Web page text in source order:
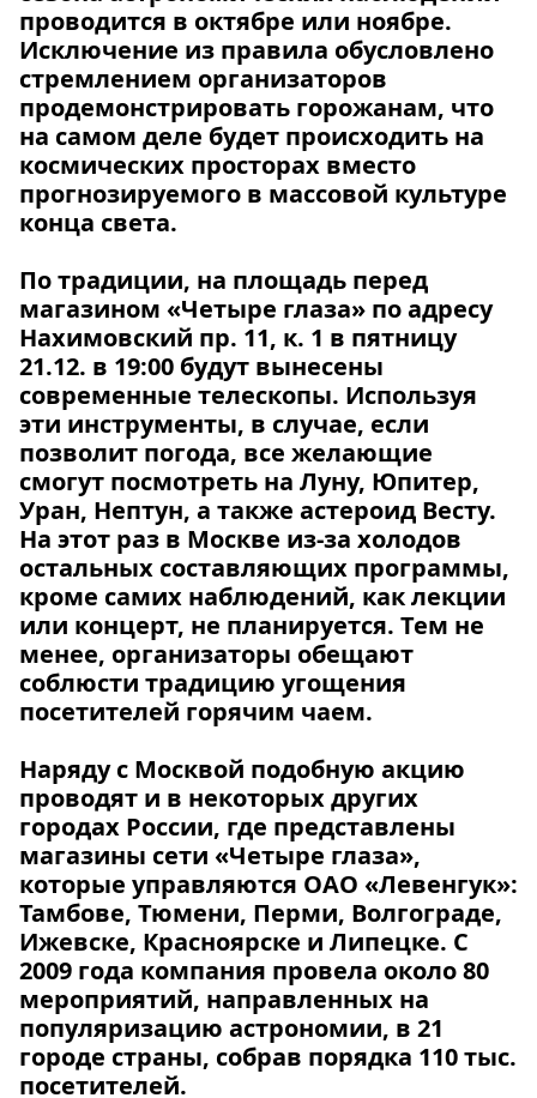
проводится в октябре или ноябре.
Исключение из правила обусловлено
стремлением организаторов
продемонстрировать горожанам, что
на самом деле будет происходить на
космических просторах вместо
прогнозируемого в массовой культуре
конца света.
По традиции, на площадь перед
магазином «Четыре глаза» по адресу
Нахимовский пр. 11, к. 1 в пятницу
21.12. в 19:00 будут вынесены
современные телескопы. Используя
эти инструменты, в случае, если
позволит погода, все желающие
смогут посмотреть на Луну, Юпитер,
Уран, Нептун, а также астероид Весту.
На этот раз в Москве из-за холодов
остальных составляющих программы,
кроме самих наблюдений, как лекции
или концерт, не планируется. Тем не
менее, организаторы обещают
соблюсти традицию угощения
посетителей горячим чаем.
Наряду с Москвой подобную акцию
проводят и в некоторых других
городах России, где представлены
магазины сети «Четыре глаза»,
которые управляются ОАО «Левенгук»:
Тамбове, Тюмени, Перми, Волгограде,
Ижевске, Красноярске и Липецке. С
2009 года компания провела около 80
мероприятий, направленных на
популяризацию астрономии, в 21
городе страны, собрав порядка 110 тыс.
посетителей.